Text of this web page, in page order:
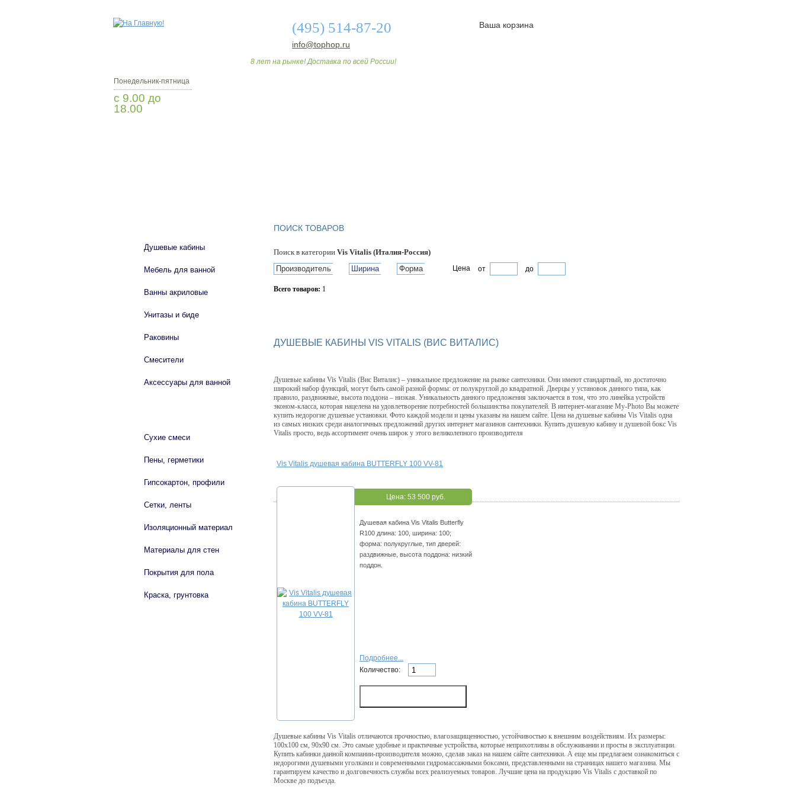
(495) 514-87-20
info@tophop.ru
8 лет на рынке! Доставка по всей России!
Ваша корзина
Понедельник-пятница
с 9.00 до
18.00
ПОИСК ТОВАРОВ
Поиск в категории Vis Vitalis (Италия-Россия)
Производитель
Ширина Форма Цена от до
Всего товаров: 1
ДУШЕВЫЕ КАБИНЫ VIS VITALIS (ВИС ВИТАЛИС)
Душевые кабины Vis Vitalis (Вис Виталис) – уникальное предложение на рынке сантехники. Они имеют стандартный, но достаточно
широкий набор функций, могут быть самой разной формы: от полукруглой до квадратной. Дверцы у установок данного типа, как
правило, раздвижные, высота поддона – низкая. Уникальность данного предложения заключается в том, что это линейка устройств
эконом-класса, которая нацелена на удовлетворение потребностей большинства покупателей. В интернет-магазине My-Photo Вы можете
купить недорогие душевые установки. Фото каждой модели и цены указаны на нашем сайте. Цена на душевые кабины Vis Vitalis одна
из самых низких среди аналогичных предложений других интернет магазинов сантехники. Купить душевую кабину и душевой бокс Vis
Vitalis просто, ведь ассортимент очень широк у этого великолепного производителя
Vis Vitalis душевая кабина BUTTERFLY 100 VV-81
Цена: 53 500 руб.
Душевая кабина Vis Vitalis Butterfly
R100 длина: 100, ширина: 100;
форма: полукруглые, тип дверей:
раздвижные, высота поддона: низкий
поддон.
Подробнее...
Количество:
Душевые кабины Vis Vitalis отличаются прочностью, влагозащищенностью, устойчивостью к внешним воздействиям. Их размеры:
100х100 см, 90х90 см. Это самые удобные и практичные устройства, которые неприхотливы в обслуживании и просты в эксплуатации.
Купить кабинки данной компании-производителя можно, сделав заказ на нашем сайте сантехники. А еще мы предлагаем ознакомиться с
недорогими душевыми уголками и современными гидромассажными боксами, представленными на страницах нашего магазина. Мы
гарантируем качество и долговечность службы всех реализуемых товаров. Лучшие цена на продукцию Vis Vitalis с доставкой по
Москве до подъезда.
Душевые кабины
Мебель для ванной
Ванны акриловые
Унитазы и биде
Раковины
Смесители
Аксессуары для ванной
Сухие смеси
Пены, герметики
Гипсокартон, профили
Сетки, ленты
Изоляционный материал
Материалы для стен
Покрытия для пола
Краска, грунтовка